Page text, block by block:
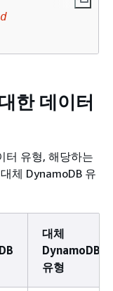
한 데이터
터 유형, 해당하는
체 DynamoDB 유
대체
DynamoDB
유형